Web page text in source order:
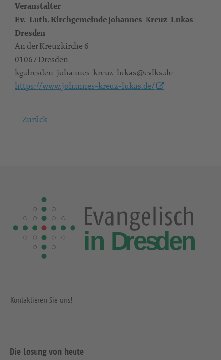
Veranstalter
Ev.-Luth. Kirchgemeinde Johannes-Kreuz-Lukas
Dresden
An der Kreuzkirche 6
01067 Dresden
kg.dresden-johannes-kreuz-lukas@evlks.de
https://www.johannes-kreuz-lukas.de/
Zurück
Kontaktieren Sie uns!
Die Losung von heute